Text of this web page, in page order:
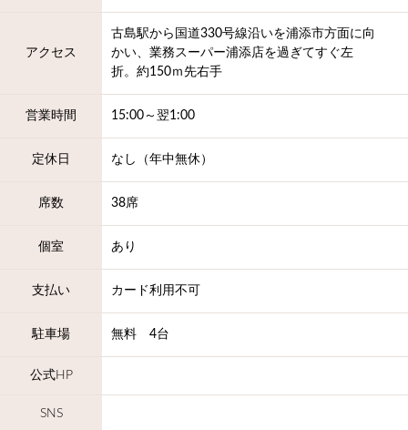
アクセス
古島駅から国道330号線沿いを浦添市方面に向
かい、業務スーパー浦添店を過ぎてすぐ左
折。約150ｍ先右手
営業時間 15:00～翌1:00
定休日 なし（年中無休）
席数 38席
個室 あり
支払い カード利用不可
駐車場 無料 4台
公式HP
SNS